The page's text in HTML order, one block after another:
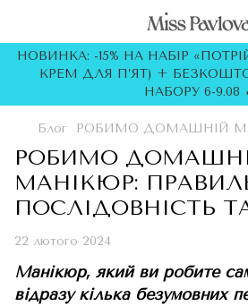
НОВИНКА: -15% НА НАБІР
КРЕМ ДЛЯ П’ЯТ) +
НАБОРУ 6-9.08
Блог РОБИМО ДОМАШНІЙ
РОБИМО
МАНІКЮР:
ПОСЛІДОВНІСТЬ
22 лютого 2024
Манікюр, який ви робите
відразу кілька безумовних